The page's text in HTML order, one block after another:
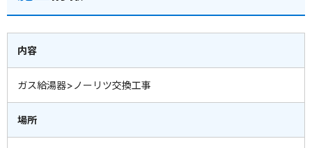
内容
ガス給湯器>ノーリツ交換工事
場所